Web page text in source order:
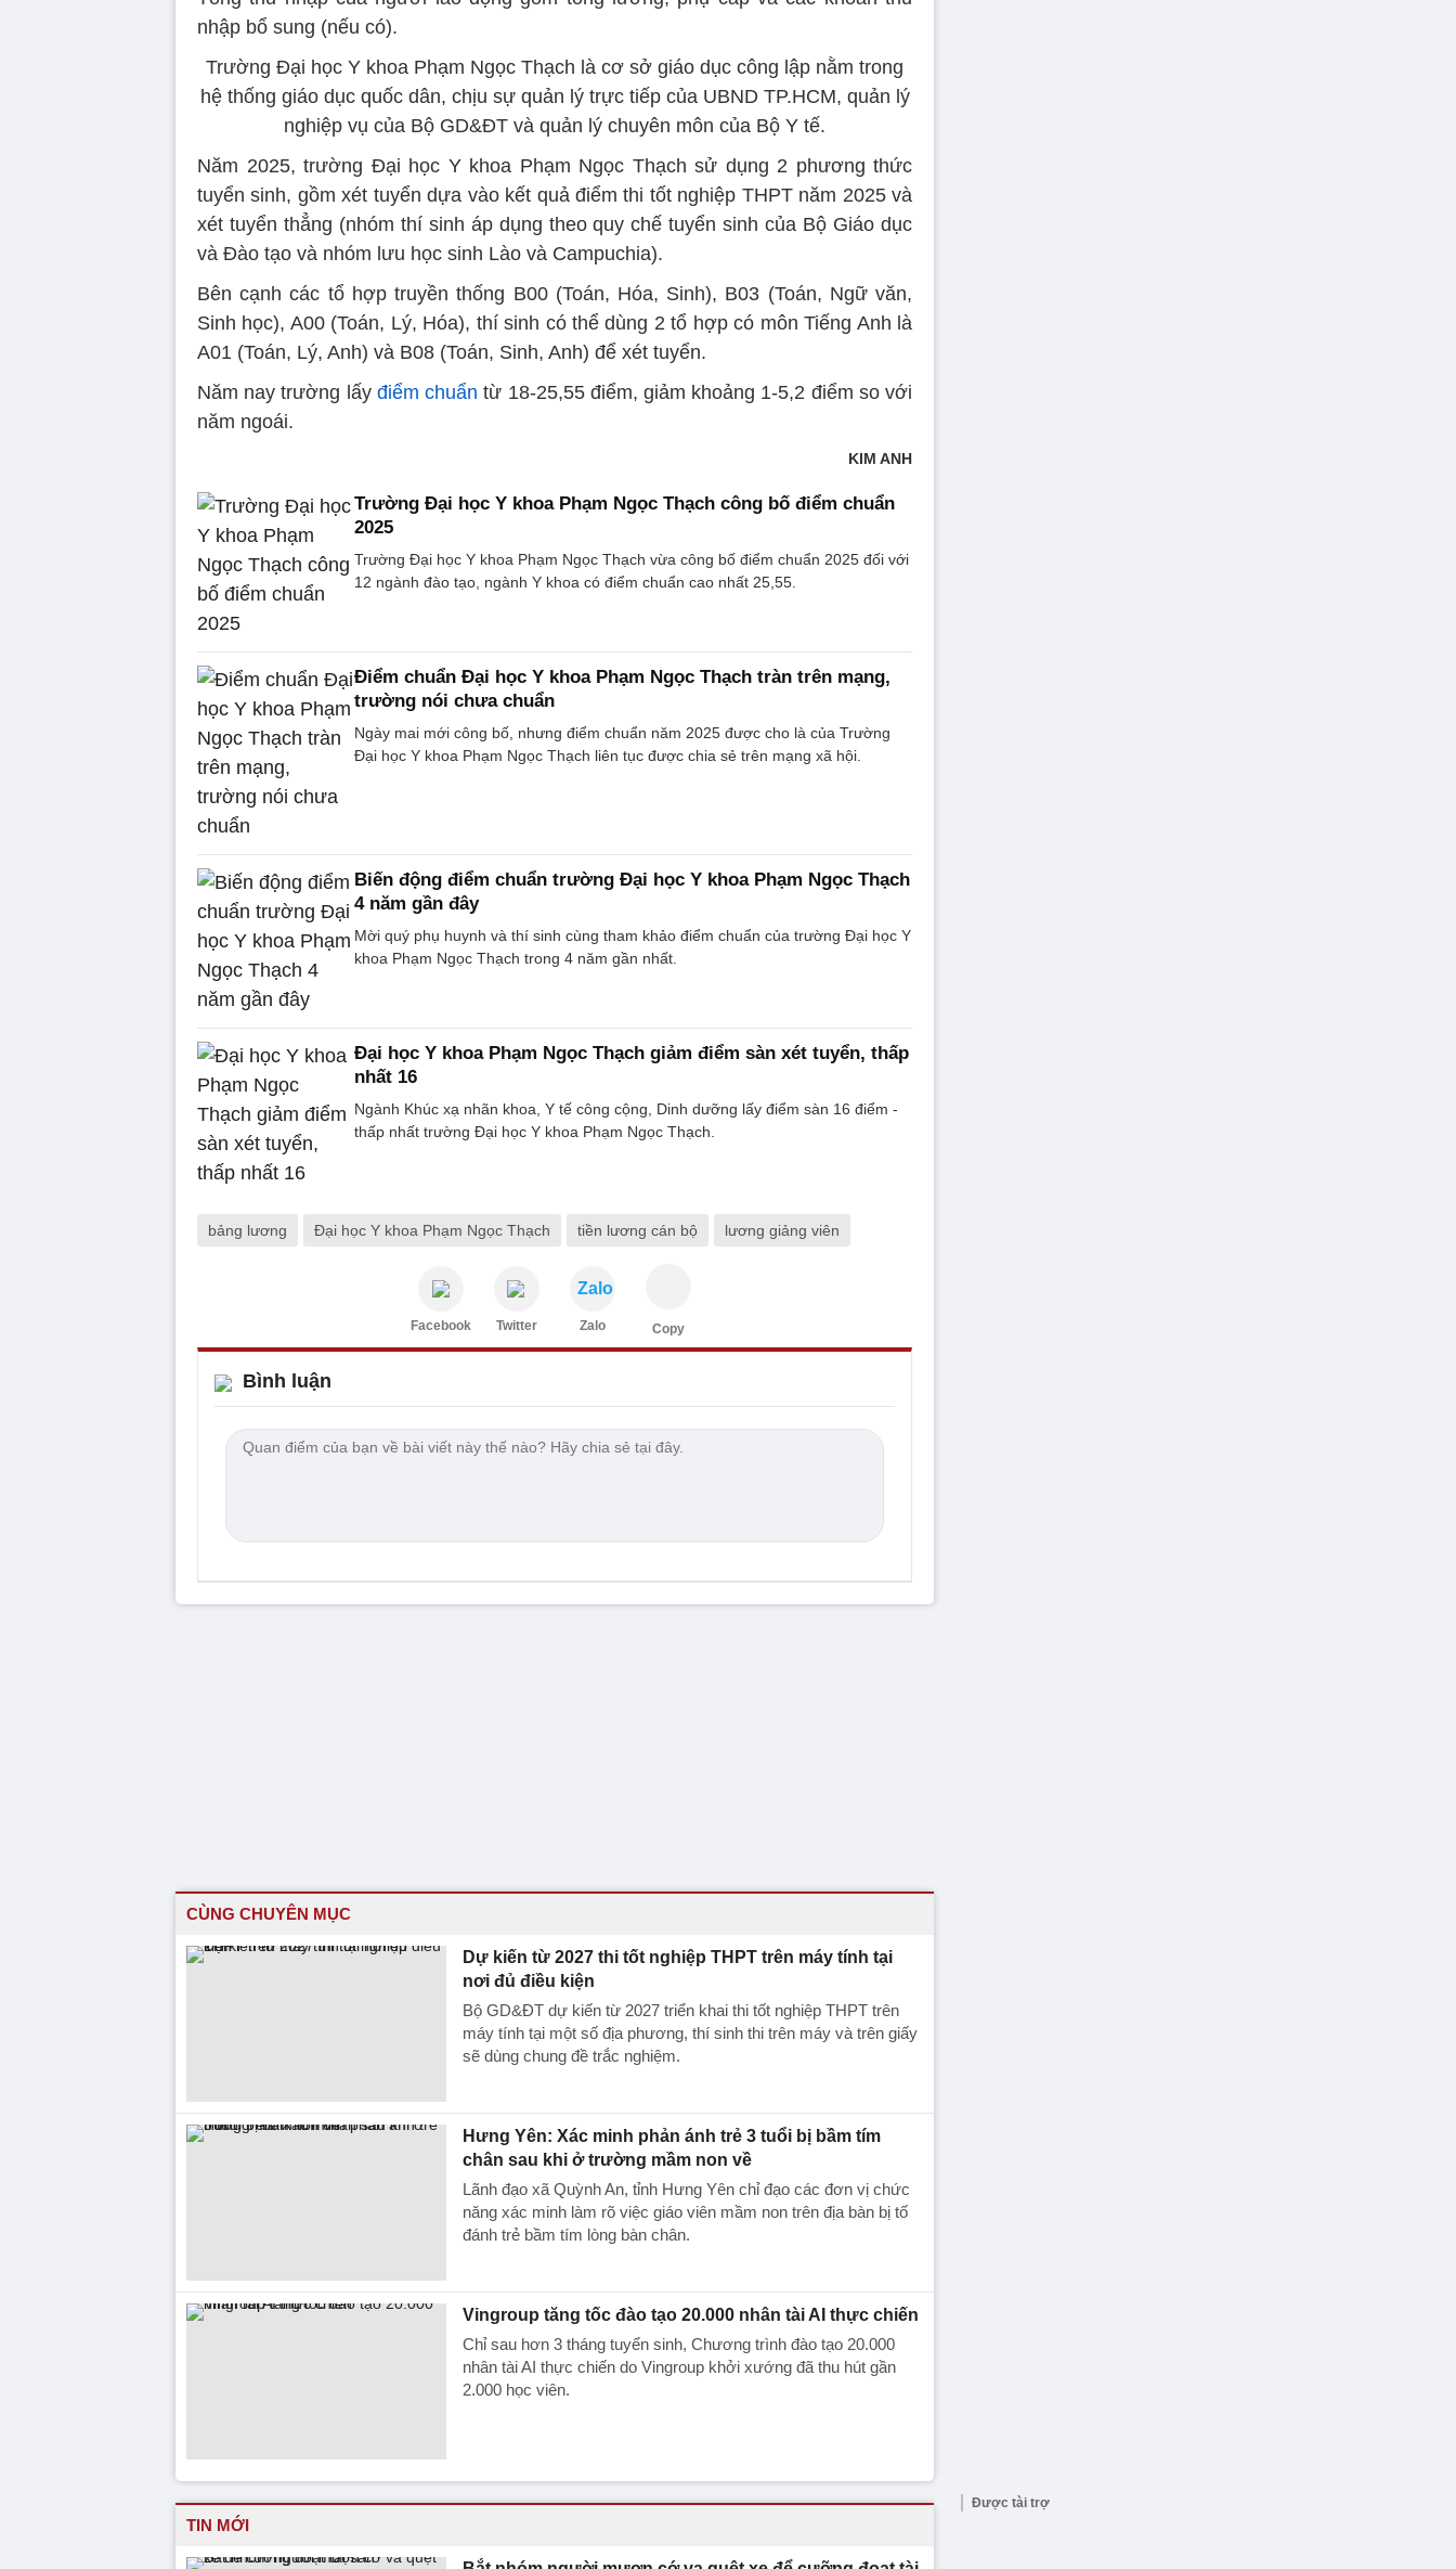
nhập bổ sung (nếu có).
Trường Đại học Y khoa Phạm Ngọc Thạch là cơ sở giáo dục công lập nằm trong
hệ thống giáo dục quốc dân, chịu sự quản lý trực tiếp của UBND TP.HCM, quản lý
nghiệp vụ của Bộ GD&ĐT và quản lý chuyên môn của Bộ Y tế.
Năm 2025, trường Đại học Y khoa Phạm Ngọc Thạch sử dụng 2 phương thức
tuyển sinh, gồm xét tuyển dựa vào kết quả điểm thi tốt nghiệp THPT năm 2025 và
xét tuyển thẳng (nhóm thí sinh áp dụng theo quy chế tuyển sinh của Bộ Giáo dục
và Đào tạo và nhóm lưu học sinh Lào và Campuchia).
Bên cạnh các tổ hợp truyền thống B00 (Toán, Hóa, Sinh), B03 (Toán, Ngữ văn,
Sinh học), A00 (Toán, Lý, Hóa), thí sinh có thể dùng 2 tổ hợp có môn Tiếng Anh là
A01 (Toán, Lý, Anh) và B08 (Toán, Sinh, Anh) để xét tuyển.
Năm nay trường lấy điểm chuẩn từ 18-25,55 điểm, giảm khoảng 1-5,2 điểm so với
năm ngoái.
KIM ANH
Trường Đại học Y khoa Phạm Ngọc Thạch công bố điểm chuẩn
2025
Trường Đại học Y khoa Phạm Ngọc Thạch vừa công bố điểm chuẩn 2025 đối với
12 ngành đào tạo, ngành Y khoa có điểm chuẩn cao nhất 25,55.
Điểm chuẩn Đại học Y khoa Phạm Ngọc Thạch tràn trên mạng,
trường nói chưa chuẩn
Ngày mai mới công bố, nhưng điểm chuẩn năm 2025 được cho là của Trường
Đại học Y khoa Phạm Ngọc Thạch liên tục được chia sẻ trên mạng xã hội.
Biến động điểm chuẩn trường Đại học Y khoa Phạm Ngọc Thạch
4 năm gần đây
Mời quý phụ huynh và thí sinh cùng tham khảo điểm chuẩn của trường Đại học Y
khoa Phạm Ngọc Thạch trong 4 năm gần nhất.
Đại học Y khoa Phạm Ngọc Thạch giảm điểm sàn xét tuyển, thấp
nhất 16
Ngành Khúc xạ nhãn khoa, Y tế công cộng, Dinh dưỡng lấy điểm sàn 16 điểm -
thấp nhất trường Đại học Y khoa Phạm Ngọc Thạch.
bảng lương Đại học Y khoa Phạm Ngọc Thạch tiền lương cán bộ lương giảng viên
Facebook Twitter
Zalo
Zalo Copy
Bình luận
CÙNG CHUYÊN MỤC
Dự kiến từ 2027 thi tốt nghiệp THPT trên máy tính tại
nơi đủ điều kiện
Bộ GD&ĐT dự kiến từ 2027 triển khai thi tốt nghiệp THPT trên
máy tính tại một số địa phương, thí sinh thi trên máy và trên giấy
sẽ dùng chung đề trắc nghiệm.
Hưng Yên: Xác minh phản ánh trẻ 3 tuổi bị bầm tím
chân sau khi ở trường mầm non về
Lãnh đạo xã Quỳnh An, tỉnh Hưng Yên chỉ đạo các đơn vị chức
năng xác minh làm rõ việc giáo viên mầm non trên địa bàn bị tố
đánh trẻ bầm tím lòng bàn chân.
Vingroup tăng tốc đào tạo 20.000 nhân tài AI thực chiến
Chỉ sau hơn 3 tháng tuyển sinh, Chương trình đào tạo 20.000
nhân tài AI thực chiến do Vingroup khởi xướng đã thu hút gần
2.000 học viên.
TIN MỚI
Được tài trợ